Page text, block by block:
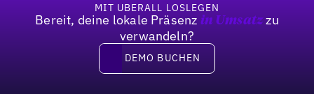
MIT UBERALL LOSLEGEN
Bereit, deine lokale Präsenz in Umsatzzu
verwandeln?
DEMO BUCHEN
DEMO BUCHEN